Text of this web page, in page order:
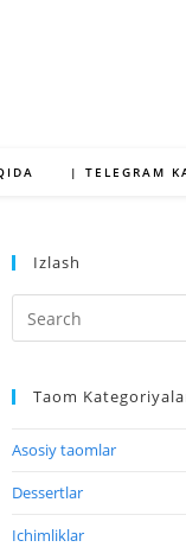
| TELEGRAM
Izlash
Taom
Asosiy taomlar
Dessertlar
Ichimliklar